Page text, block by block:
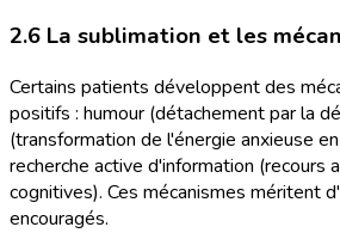
2.6 La sublimation et les
Certains patients développent des
positifs : humour (détachement par la
(transformation de l'énergie anxieuse
recherche active d'information (recours
cognitives). Ces mécanismes méritent
encouragés.